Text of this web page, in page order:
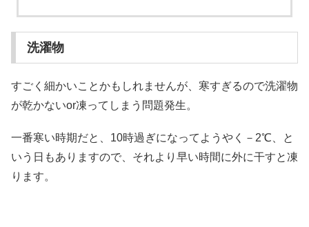
洗濯物
すごく細かいことかもしれませんが、寒すぎるので洗濯物
が乾かないor凍ってしまう問題発生。
一番寒い時期だと、10時過ぎになってようやく－2℃、と
いう日もありますので、それより早い時間に外に干すと凍
ります。